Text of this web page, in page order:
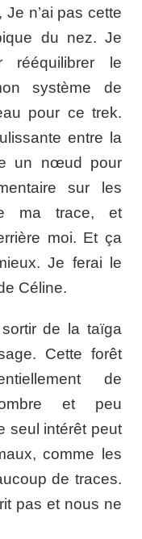
n’ai pas cette
du nez. Je
rééquilibrer le
système de
pour ce trek.
entre la
un nœud pour
sur les
ma trace, et
moi. Et ça
Je ferai le
Céline.
de la taïga
Cette forêt
de
et peu
seul intérêt peut
comme les
de traces.
pas et nous ne